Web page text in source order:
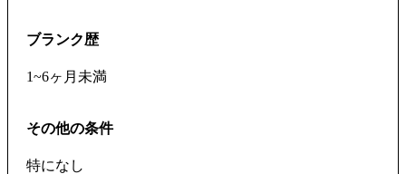
ブランク歴
1~6ヶ月未満
その他の条件
特になし